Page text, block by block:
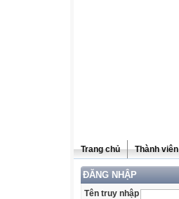
Trang chủ Thành viên
ĐĂNG NHẬP
Tên truy nhập